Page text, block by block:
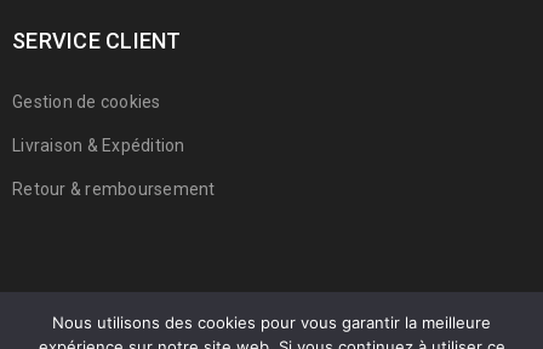
SERVICE CLIENT
Gestion de cookies
Livraison & Expédition
Retour & remboursement
Nous utilisons des cookies pour vous garantir la meilleure